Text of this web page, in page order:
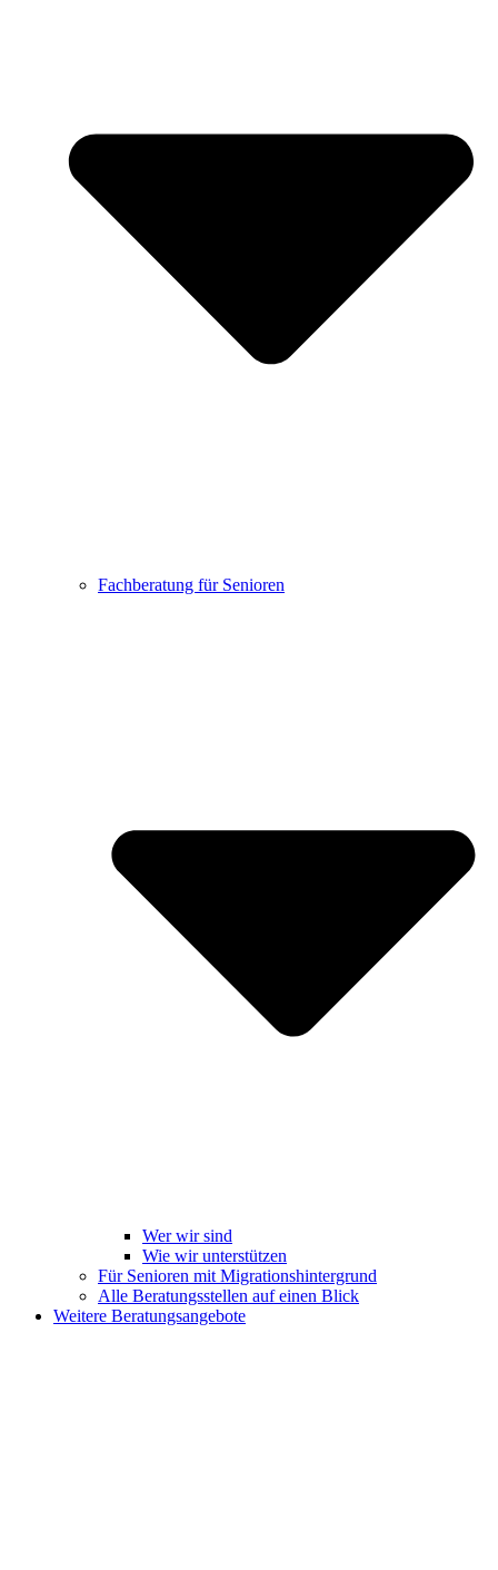
Fachberatung für Senioren
Wer wir sind
Wie wir unterstützen
Für Senioren mit Migrationshintergrund
Alle Beratungsstellen auf einen Blick
Weitere Beratungsangebote